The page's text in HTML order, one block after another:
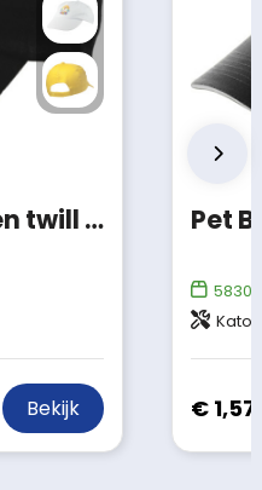
Pet Lisa | Katoenen twill | 5 panels
Bekijk
Pet
58303
€ 1,57